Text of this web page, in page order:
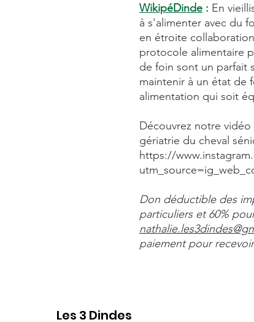
WikipéDinde : En
à s'alimenter avec du
en étroite
protocole alimentaire
de foin sont un parfait
maintenir à un état de
alimentation qui soit
Découvrez notre
gériatrie du cheval
https://
Don déductible des
particuliers et 60%
paiement pour
Les 3 Dindes